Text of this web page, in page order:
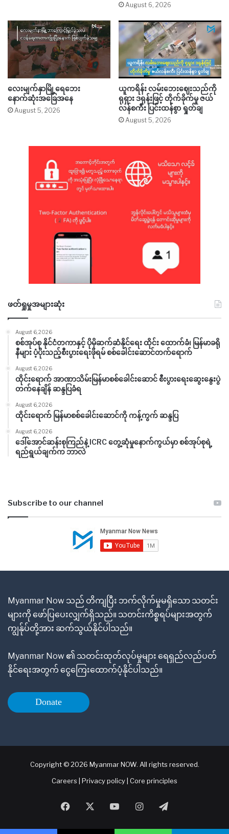
August 6, 2026
လေးမျက်နှာမြို့ရေဘေး
နောက်ဆုံးအခြေအနေ
August 5, 2026
ယူကရိန်း လမ်းဘေးဈေးသည်ကို
ရုရှား ဒရုန်းဖြင့် တိုက်ခိုက်မှု ဇယ်
လန်စကီး ပြင်းထန်စွာ ရှုတ်ချ
August 5, 2026
ဖတ်ရှုမှုအများဆုံး
August 6, 2026
စစ်အုပ်စု နိုင်ငံတကာနှင့် ပိုမိုဆက်ဆံနိုင်ရေး ထိုင်း ထောက်ခံ၊ မြန်မာခရို
နီများ ပံ့ပိုးသည့်စီးပွားရေးဖိုရမ် စစ်ခေါင်းဆောင်တက်ရောက်
August 6, 2026
ထိုင်းရောက် အာဏာသိမ်းမြန်မာစစ်ခေါင်းဆောင် စီးပွားရေးဆွေးနွေးပွဲ
တက်နေချိန် ဆန္ဒပြခံရ
August 6, 2026
ထိုင်းရောက် မြန်မာစစ်ခေါင်းဆောင်ကို ကန့်ကွက် ဆန္ဒပြ
August 6, 2026
ဒေါ်အောင်ဆန်းစုကြည်နဲ့ ICRC တွေ့ဆုံမှုနောက်ကွယ်မှာ စစ်အုပ်စုရဲ့
ရည်ရွယ်ချက်က ဘာလဲ
Subscribe to our channel
Myanmar Now သည် တိကျပြီး ဘက်လိုက်မှုမရှိသော သတင်း
များကို ဖော်ပြပေးလျှက်ရှိသည်။ သတင်းကိစ္စရပ်များအတွက်
ကျွန်ုပ်တို့အား ဆက်သွယ်နိုင်ပါသည်။
Myanmar Now ၏ သတင်းထုတ်လုပ်မှုများ ရေရှည်လည်ပတ်
နိုင်ရေးအတွက် ငွေကြေးထောက်ပံ့နိုင်ပါသည်။
Donate
Copyright © 2026 Myanmar NOW. All rights reserved.
Careers
Privacy policy Core principles
Facebook YouTubeInstagramTelegram